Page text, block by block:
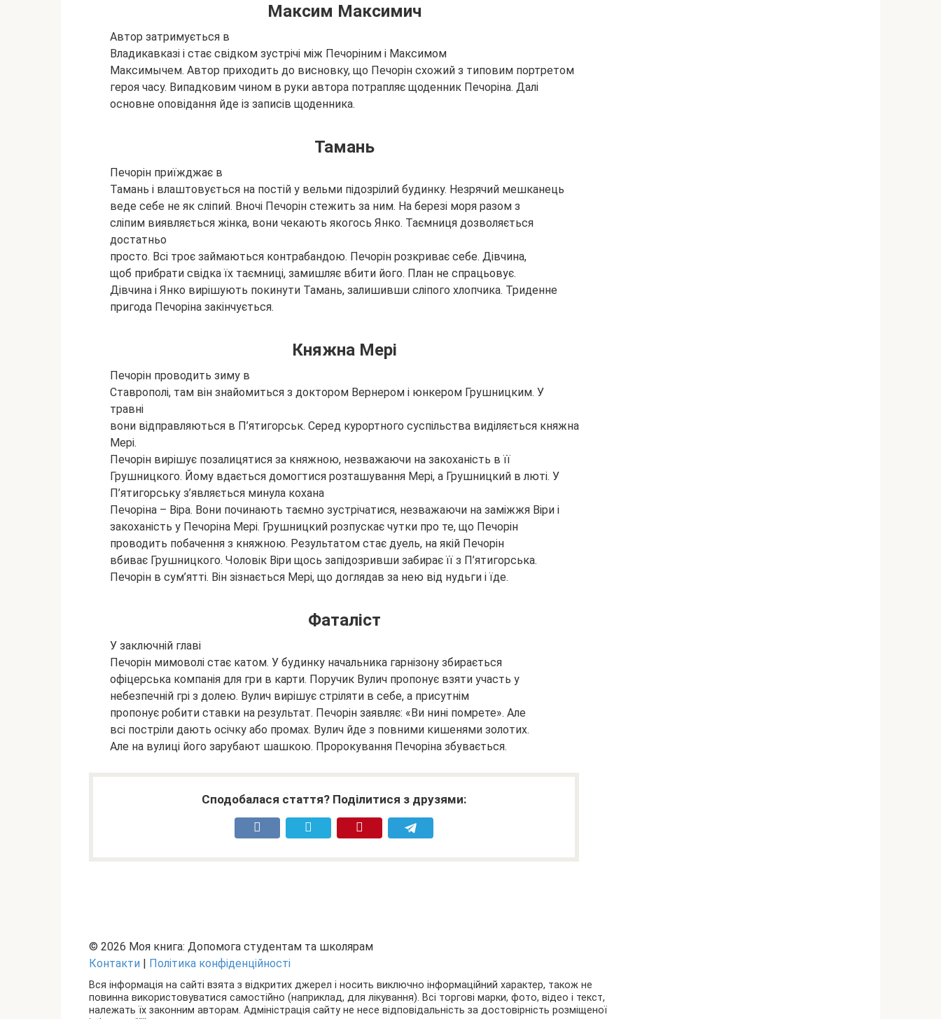
Максим Максимич
Автор затримується в
Владикавказі і стає свідком зустрічі між Печоріним і Максимом
Максимычем. Автор приходить до висновку, що Печорін схожий з типовим портретом
героя часу. Випадковим чином в руки автора потрапляє щоденник Печоріна. Далі
основне оповідання йде із записів щоденника.
Тамань
Печорін приїжджає в
Тамань і влаштовується на постій у вельми підозрілий будинку. Незрячий мешканець
веде себе не як сліпий. Вночі Печорін стежить за ним. На березі моря разом з
сліпим виявляється жінка, вони чекають якогось Янко. Таємниця дозволяється
достатньо
просто. Всі троє займаються контрабандою. Печорін розкриває себе. Дівчина,
щоб прибрати свідка їх таємниці, замишляє вбити його. План не спрацьовує.
Дівчина і Янко вирішують покинути Тамань, залишивши сліпого хлопчика. Триденне
пригода Печоріна закінчується.
Княжна Мері
Печорін проводить зиму в
Ставрополі, там він знайомиться з доктором Вернером і юнкером Грушницким. У
травні
вони відправляються в П’ятигорськ. Серед курортного суспільства виділяється княжна
Мері.
Печорін вирішує позалицятися за княжною, незважаючи на закоханість в її
Грушницкого. Йому вдається домогтися розташування Мері, а Грушницкий в люті. У
П’ятигорську з’являється минула кохана
Печоріна – Віра. Вони починають таємно зустрічатися, незважаючи на заміжжя Віри і
закоханість у Печоріна Мері. Грушницкий розпускає чутки про те, що Печорін
проводить побачення з княжною. Результатом стає дуель, на якій Печорін
вбиває Грушницкого. Чоловік Віри щось запідозривши забирає її з П’ятигорська.
Печорін в сум’ятті. Він зізнається Мері, що доглядав за нею від нудьги і їде.
Фаталіст
У заключній главі
Печорін мимоволі стає катом. У будинку начальника гарнізону збирається
офіцерська компанія для гри в карти. Поручик Вулич пропонує взяти участь у
небезпечній грі з долею. Вулич вирішує стріляти в себе, а присутнім
пропонує робити ставки на результат. Печорін заявляє: «Ви нині помрете». Але
всі постріли дають осічку або промах. Вулич йде з повними кишенями золотих.
Але на вулиці його зарубают шашкою. Пророкування Печоріна збувається.
Сподобалася стаття? Поділитися з друзями:
© 2026 Моя книга: Допомога студентам та школярам
Контакти | Політика конфіденційності
Вся інформація на сайті взята з відкритих джерел і носить виключно інформаційний характер, також не
повинна використовуватися самостійно (наприклад, для лікування). Всі торгові марки, фото, відео і текст,
належать їх законним авторам. Адміністрація сайту не несе відповідальність за достовірність розміщеної